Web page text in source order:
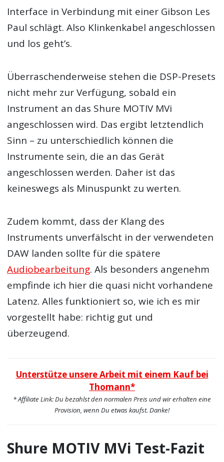
Interface in Verbindung mit einer Gibson Les
Paul schlägt. Also Klinkenkabel angeschlossen
und los geht’s.
Überraschenderweise stehen die DSP-Presets
nicht mehr zur Verfügung, sobald ein
Instrument an das Shure MOTIV MVi
angeschlossen wird. Das ergibt letztendlich
Sinn – zu unterschiedlich können die
Instrumente sein, die an das Gerät
angeschlossen werden. Daher ist das
keineswegs als Minuspunkt zu werten.
Zudem kommt, dass der Klang des
Instruments unverfälscht in der verwendeten
DAW landen sollte für die spätere
Audiobearbeitung. Als besonders angenehm
empfinde ich hier die quasi nicht vorhandene
Latenz. Alles funktioniert so, wie ich es mir
vorgestellt habe: richtig gut und
überzeugend.
Unterstütze unsere Arbeit mit einem Kauf bei
Thomann*
* Affiliate Link: Du bezahlst den normalen Preis und wir erhalten eine
Provision, wenn Du etwas kaufst. Danke!
Shure MOTIV MVi Test-Fazit